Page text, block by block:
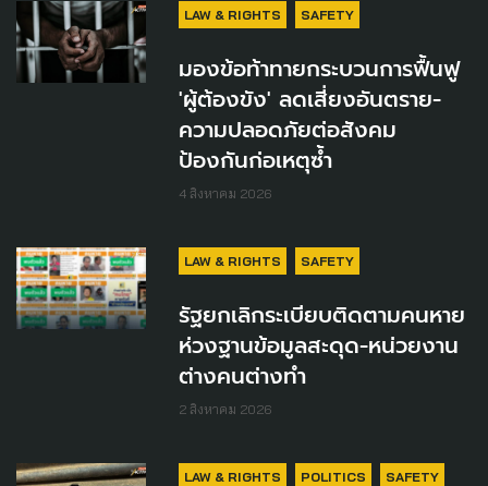
LAW & RIGHTS SAFETY
มองข้อท้าทายกระบวนการฟื้นฟู
'ผู้ต้องขัง' ลดเสี่ยงอันตราย-
ความปลอดภัยต่อสังคม
ป้องกันก่อเหตุซ้ำ
4 สิงหาคม 2026
LAW & RIGHTS SAFETY
รัฐยกเลิกระเบียบติดตามคนหาย
ห่วงฐานข้อมูลสะดุด-หน่วยงาน
ต่างคนต่างทำ
2 สิงหาคม 2026
LAW & RIGHTS POLITICS SAFETY